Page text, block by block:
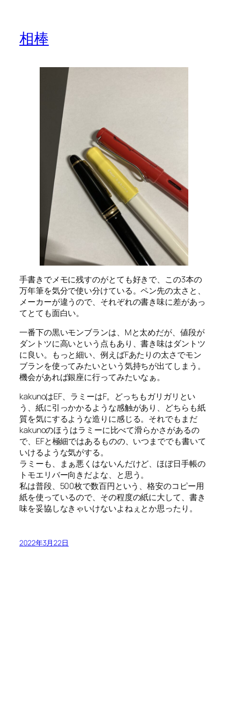
相棒
手書きでメモに残すのがとても好きで、この3本の
万年筆を気分で使い分けている。ペン先の太さと、
メーカーが違うので、それぞれの書き味に差があっ
てとても面白い。
一番下の黒いモンブランは、Mと太めだが、値段が
ダントツに高いという点もあり、書き味はダントツ
に良い。もっと細い、例えばFあたりの太さでモン
ブランを使ってみたいという気持ちが出てしまう。
機会があれば銀座に行ってみたいなぁ。
kakunoはEF、ラミーはF。どっちもガリガリとい
う、紙に引っかかるような感触があり、どちらも紙
質を気にするような造りに感じる。それでもまだ
kakunoのほうはラミーに比べて滑らかさがあるの
で、EFと極細ではあるものの、いつまででも書いて
いけるような気がする。
ラミーも、まぁ悪くはないんだけど、ほぼ日手帳の
トモエリバー向きだよな、と思う。
私は普段、500枚で数百円という、格安のコピー用
紙を使っているので、その程度の紙に大して、書き
味を妥協しなきゃいけないよねぇとか思ったり。
2022年3月22日